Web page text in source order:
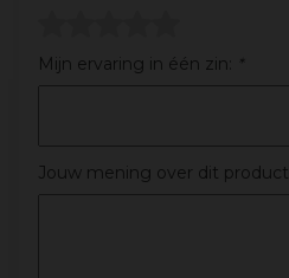
Mijn ervaring in één zin: *
Jouw mening over dit product: